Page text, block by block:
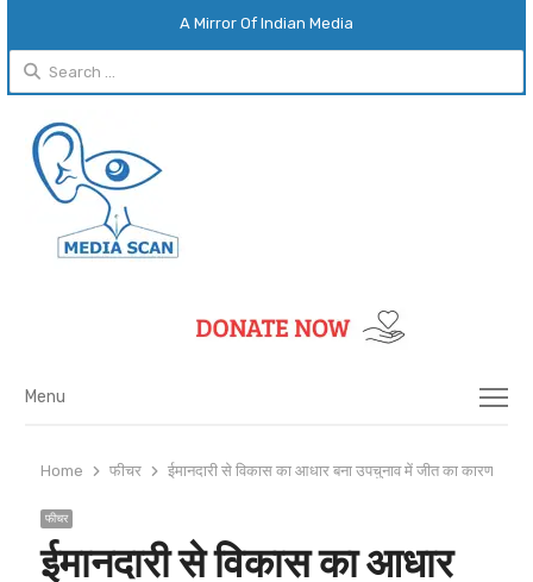
A Mirror Of Indian Media
Search
for:
Menu
Menu
Home फीचर ईमानदारी से विकास का आधार बना उपचुनाव में जीत का कारण
फीचर
ईमानदारी से विकास का आधार